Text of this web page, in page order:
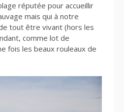
réputée pour accueillir
mais qui à notre
tout être vivant (hors les
comme lot de
fois les beaux rouleaux de